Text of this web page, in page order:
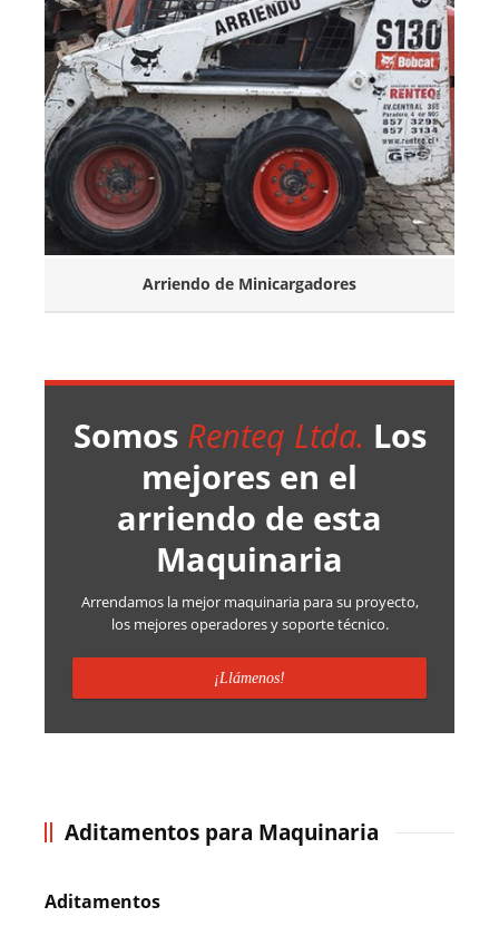
Arriendo de Minicargadores
Somos Renteq Ltda. Los
mejores en el
arriendo de esta
Maquinaria
Arrendamos la mejor maquinaria para su proyecto,
los mejores operadores y soporte técnico.
¡Llámenos!
Aditamentos para Maquinaria
Aditamentos